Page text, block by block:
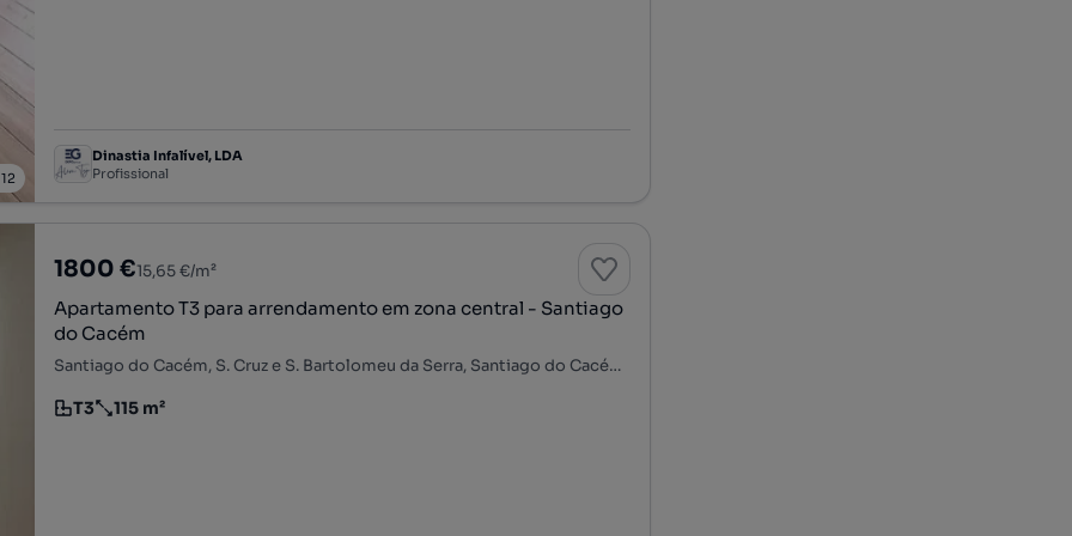
12
Dinastia Infalível, LDA
Profissional
1800 €15,65 €/m²
Apartamento T3 para arrendamento em zona central - Santiago
do Cacém
Santiago do Cacém, S. Cruz e S. Bartolomeu da Serra, Santiago do Cacém, Setúbal
Tipologia
T3
Preço por metro quadrado
115 m²